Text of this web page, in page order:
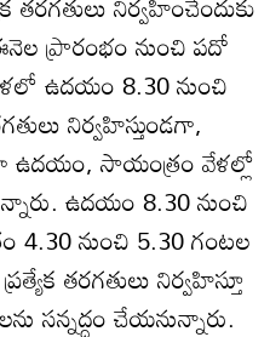
ప్రారంభం నుంచి పదో
ఉదయం 8.30 నుంచి
నిర్వహిస్తుండగా,
ఉదయం, సాయంత్రం వేళల్లో
ఉదయం 8.30 నుంచి
4.30 నుంచి 5.30 గంటల
తరగతులు నిర్వహిస్తూ
సన్నద్ధం చేయనున్నారు.